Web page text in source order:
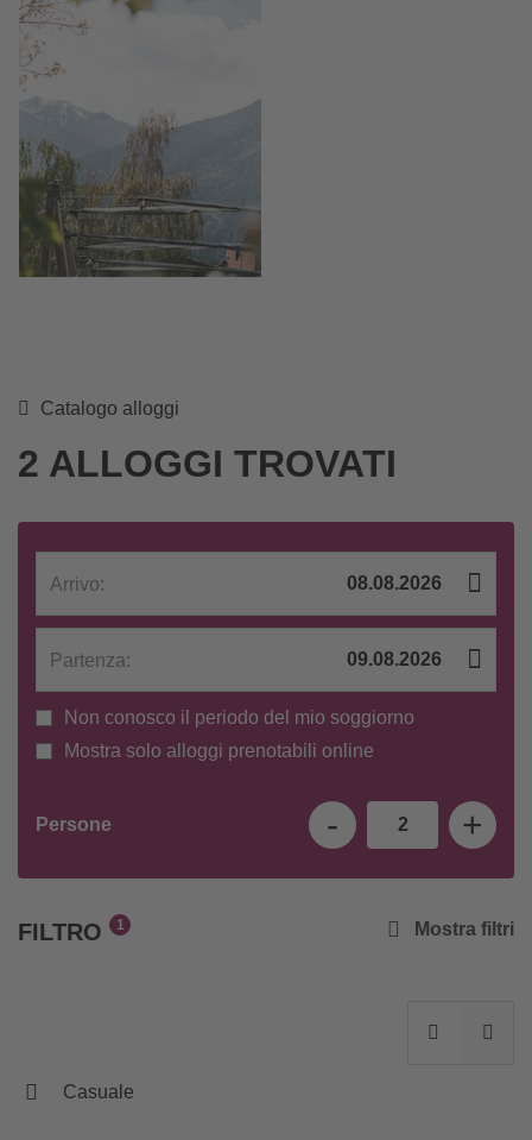
Catalogo alloggi
2 ALLOGGI TROVATI
Arrivo:
Partenza:
Non conosco il periodo del mio soggiorno
Mostra solo alloggi prenotabili online
Persone - 2 +
FILTRO 1 Mostra filtri
Casuale